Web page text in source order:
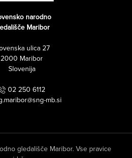
narodno
Maribor
ulica 27
2000 Maribor
Slovenija
02 250 6112
mb.si
gledališče Maribor. Vse pravice